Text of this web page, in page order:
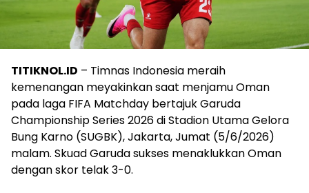
TITIKNOL.ID – Timnas Indonesia meraih
kemenangan meyakinkan saat menjamu Oman
pada laga FIFA Matchday bertajuk Garuda
Championship Series 2026 di Stadion Utama Gelora
Bung Karno (SUGBK), Jakarta, Jumat (5/6/2026)
malam. Skuad Garuda sukses menaklukkan Oman
dengan skor telak 3-0.